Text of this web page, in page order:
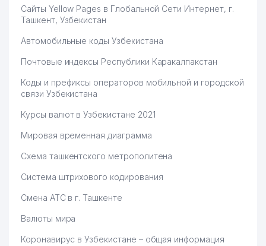
Сайты Yellow Pages в Глобальной Сети Интернет, г.
Ташкент, Узбекистан
Автомобильные коды Узбекистана
Почтовые индексы Республики Каракалпакстан
Коды и префиксы операторов мобильной и городской
связи Узбекистана
Курсы валют в Узбекистане 2021
Мировая временная диаграмма
Схема ташкентского метрополитена
Система штрихового кодирования
Смена АТС в г. Ташкенте
Валюты мира
Коронавирус в Узбекистане – общая информация